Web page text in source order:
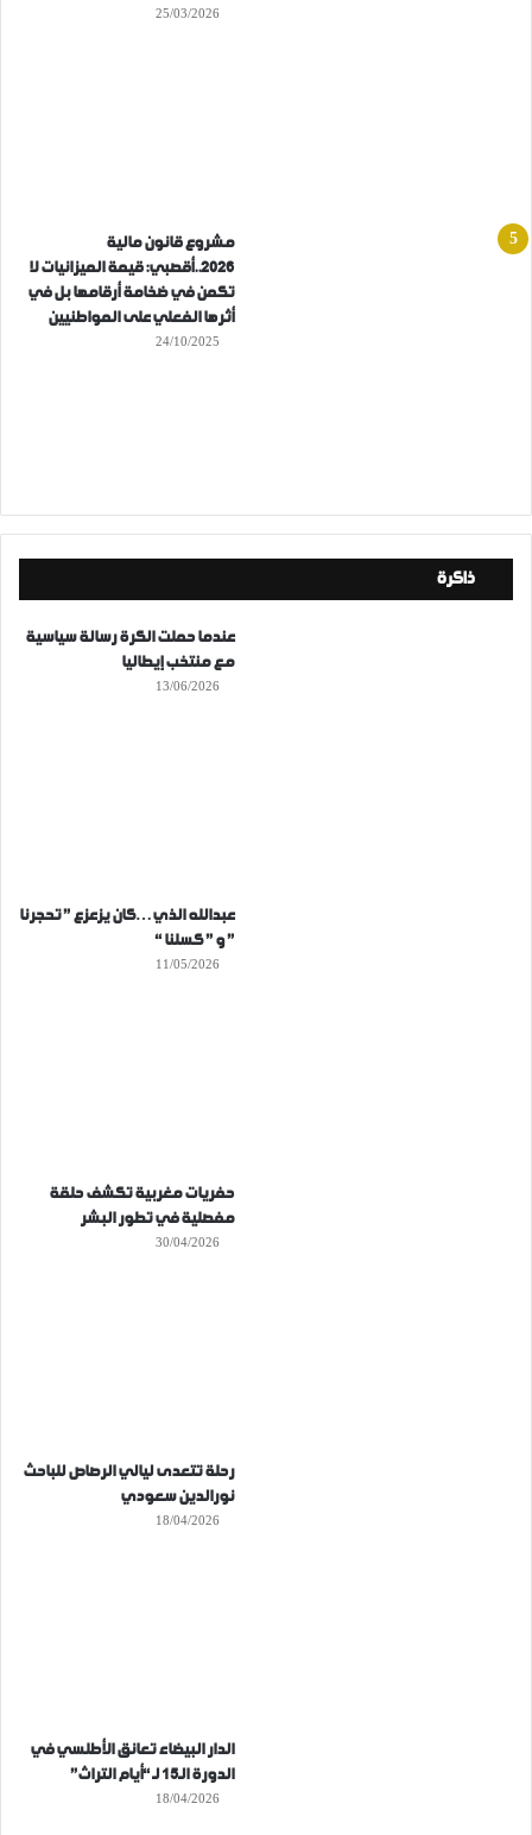
25/03/2026
مشروع قانون مالية
2026..أقصبي: قيمة الميزانيات لا
تكمن في ضخامة أرقامها بل في
أثرها الفعلي على المواطنيين
24/10/2025
ذاكرة
عندما حملت الكرة رسالة سياسية
مع منتخب إيطاليا
13/06/2026
عبدالله الذي…كان يزعزع ” تحجرنا
” و ” كسلنا “
11/05/2026
حفريات مغربية تكشف حلقة
مفصلية في تطور البشر
30/04/2026
رحلة تتعدى ليالي الرصاص للباحث
نورالدين سعودي
18/04/2026
الدار البيضاء تعانق الأطلسي في
الدورة الـ15 لـ “أيام التراث”
18/04/2026